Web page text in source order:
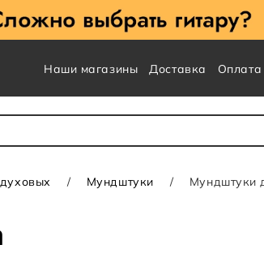
Наши магазины Доставка Оплата
Мундштуки Мундштуки